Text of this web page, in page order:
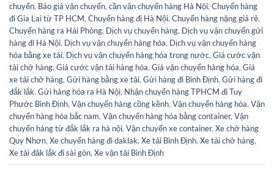
chuyển, Báo giá vận chuyển, cần vận chuyển hàng Hà Nội, Chuyển hàng
đi Gia Lai từ TP HCM, Chuyển hàng đi Hà Nội, Chuyển hàng nặng giá rẻ,
Chuyển hàng ra Hải Phòng, Dịch vụ chuyển hàng, Dịch vụ vận chuyển gửi
hàng đi Hà Nội, Dịch vụ vận chuyển hàng hóa, Dịch vụ vận chuyển hàng
hóa bằng xe tải, Dịch vụ vận chuyển hàng hóa trong nước, Giá cước vận
tải chở hàng, Giá cước vận tải hàng hóa, Giá vận chuyển hàng hóa, Giá
xe tải chở hàng, Gửi hàng bằng xe tải, Gửi hàng đi Bình Định, Gửi hàng đi
đắk lắk, Gửi hàng hóa ra Hà Nội, Nhận chuyển hàng TPHCM đi Tuy
Phước Bình Định, Vận chuyển hàng cồng kềnh, Vận chuyển hàng hóa, Vận
chuyển hàng hóa bắc nam, Vận chuyển hàng hóa bằng container, Vận
chuyển hàng từ đắk lắk ra hà nội, Vận chuyển xe container, Xe chở hàng
Quy Nhơn, Xe chuyển hàng đi daklak, Xe tải Bình Định, Xe tải chở hàng,
Xe tải đăk lắk đi sài gòn, Xe vận tải Bình Định